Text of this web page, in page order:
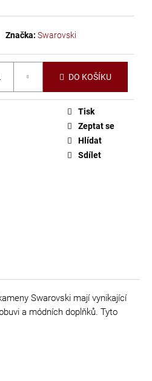
Značka:Swarovski
DO KOŠÍKU
Tisk
Zeptat se
Hlídat
Sdílet
Swarovski mají vynikající
a módních doplňků. Tyto